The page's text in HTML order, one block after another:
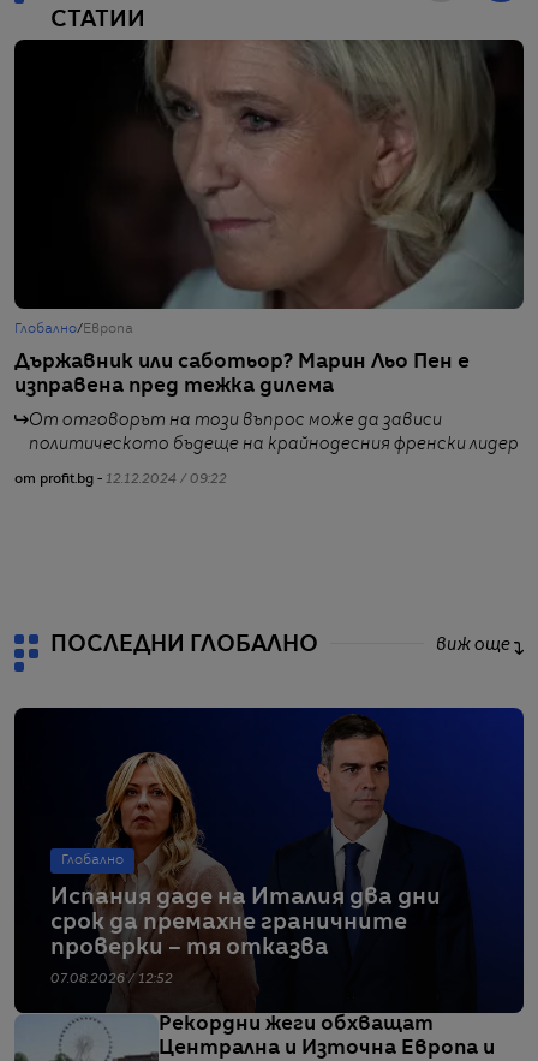
СТАТИИ
Глобално/ Европа
Държавник или саботьор? Марин Льо Пен е
изправена пред тежка дилема
От отговорът на този въпрос може да зависи
политическото бъдеще на крайнодесния френски лидер
от profit.bg - 12.12.2024 / 09:22
ПОСЛЕДНИ ГЛОБАЛНО виж още
Глобално
Испания даде на Италия два дни
срок да премахне граничните
проверки – тя отказва
07.08.2026 / 12:52
Рекордни жеги обхващат
Централна и Източна Европа и